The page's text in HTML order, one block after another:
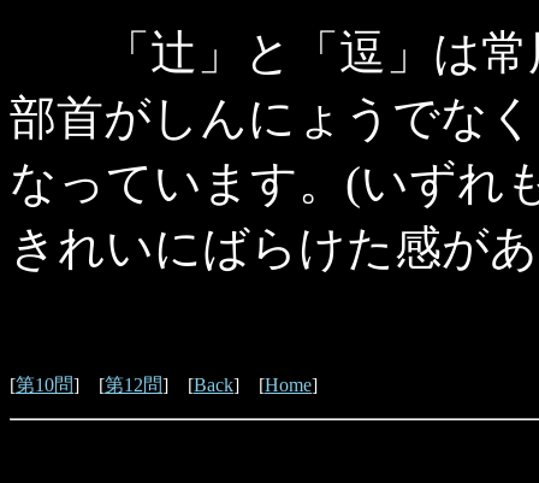
「辻」と「逗」は常
部首がしんにょうでな
なっています。(いず
きれいにばらけた感が
[第10問] [第12問] [Back] [Home]